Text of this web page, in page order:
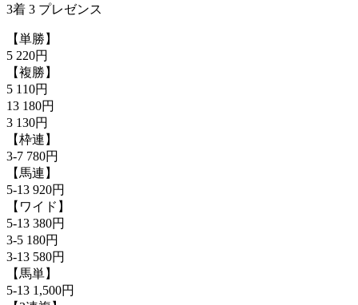
3着 3 プレゼンス
【単勝】
5 220円
【複勝】
5 110円
13 180円
3 130円
【枠連】
3-7 780円
【馬連】
5-13 920円
【ワイド】
5-13 380円
3-5 180円
3-13 580円
【馬単】
5-13 1,500円